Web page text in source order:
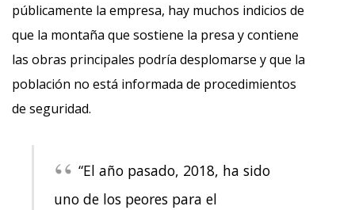
públicamente la empresa, hay muchos indicios de
que la montaña que sostiene la presa y contiene
las obras principales podría desplomarse y que la
población no está informada de procedimientos
de seguridad.
“El año pasado, 2018, ha sido
uno de los peores para el